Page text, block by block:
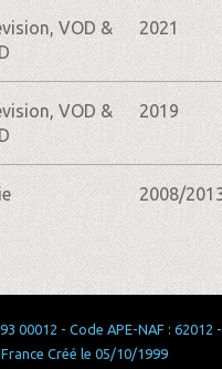
VOD &
2021
VOD &
2019
2008/
00012 - Code APE-NAF : 62012
Créé le 05/10/1999